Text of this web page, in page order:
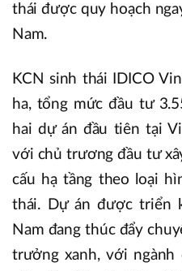
thái được quy hoạch
Nam.
KCN sinh thái IDICO
ha, tổng mức đầu tư
hai dự án đầu tiên tại
với chủ trương đầu tư
cấu hạ tầng theo loại
thái. Dự án được triển
Nam đang thúc đẩy
trưởng xanh, với